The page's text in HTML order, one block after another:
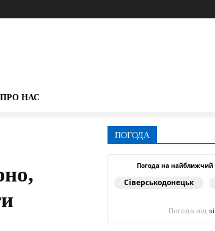
ПРО НАС
ПОГОДА
Погода на найближчий
Сіверськодонецьк
Погода від